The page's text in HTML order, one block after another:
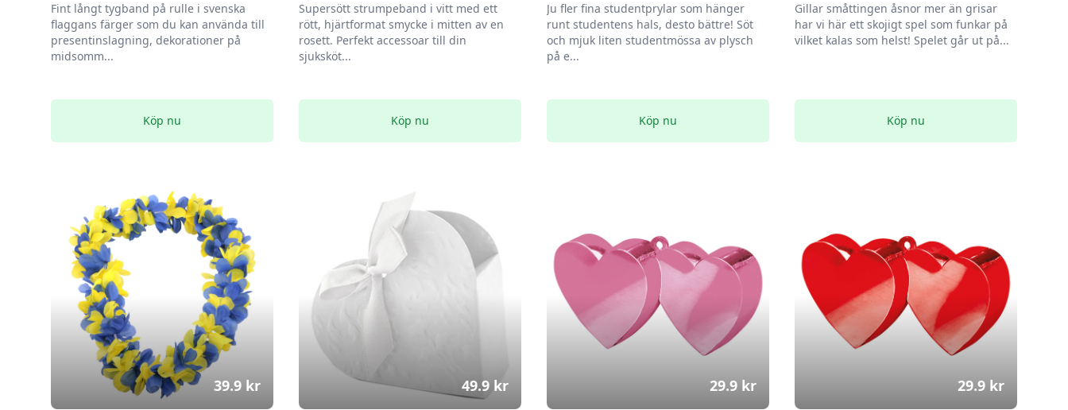
Fint långt tygband på rulle i svenska
flaggans färger som du kan använda till
presentinslagning, dekorationer på
midsomm...
Köp nu
Supersött strumpeband i vitt med ett
rött, hjärtformat smycke i mitten av en
rosett. Perfekt accessoar till din
sjuksköt...
Köp nu
Ju fler fina studentprylar som hänger
runt studentens hals, desto bättre! Söt
och mjuk liten studentmössa av plysch
på e...
Köp nu
Gillar småttingen åsnor mer än grisar
har vi här ett skojigt spel som funkar på
vilket kalas som helst! Spelet går ut på...
Köp nu
39.9 kr 49.9 kr 29.9 kr 29.9 kr